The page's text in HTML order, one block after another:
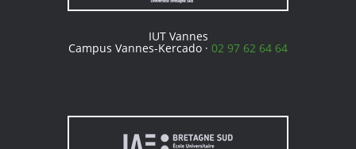
IUT Vannes
Campus Vannes-Kercado · 02 97 62 64 64